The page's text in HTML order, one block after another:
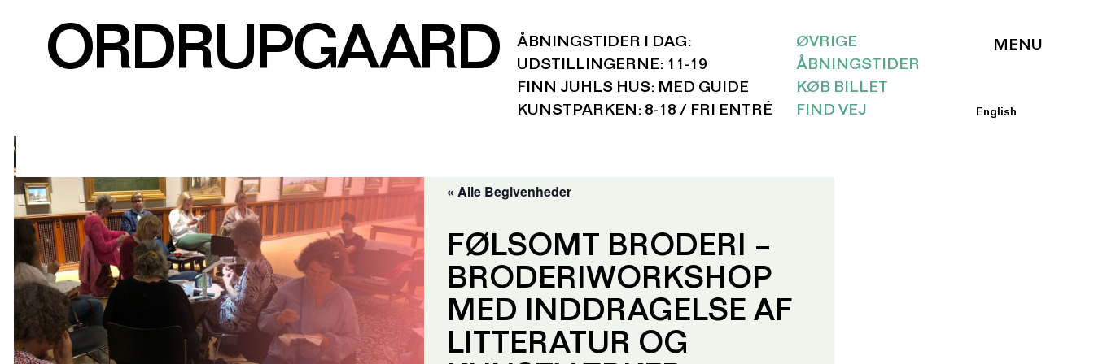
ORDRUPGAARD
ÅBNINGSTIDER I DAG:
UDSTILLINGERNE: 11-19
FINN JUHLS HUS: MED GUIDE
KUNSTPARKEN: 8-18 / FRI ENTRÉ
ØVRIGE
ÅBNINGSTIDER
KØB BILLET
FIND VEJ
English
« Alle Begivenheder
FØLSOMT BRODERI –
BRODERIWORKSHOP
MED INDDRAGELSE AF
LITTERATUR OG